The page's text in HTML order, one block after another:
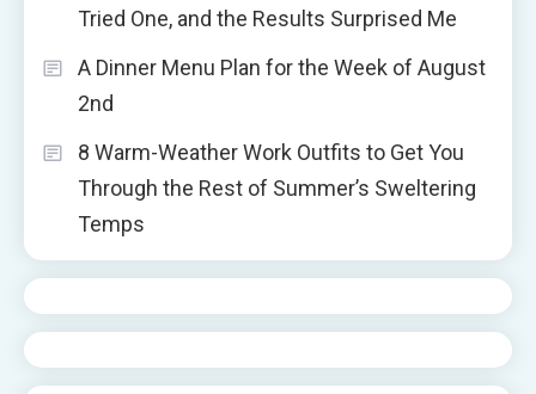
Tried One, and the Results Surprised Me
A Dinner Menu Plan for the Week of August
2nd
8 Warm-Weather Work Outfits to Get You
Through the Rest of Summer’s Sweltering
Temps